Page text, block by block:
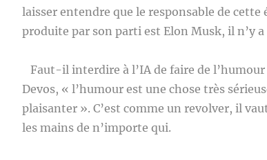
laisser entendre que le responsable de cette
produite par son parti est Elon Musk, il n’y a
Faut-il interdire à l’IA de faire de
Devos, « l’humour est une chose très
plaisanter ». C’est comme un revolver, il
les mains de n’importe qui.